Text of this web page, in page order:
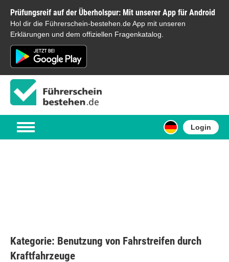
Prüfungsreif auf der Überholspur: Mit unserer App für Android
Hol dir die Führerschein-bestehen.de App mit unseren
Erklärungen und dem offiziellen Fragenkatalog.
Login
Kategorie: Benutzung von Fahrstreifen durch
Kraftfahrzeuge